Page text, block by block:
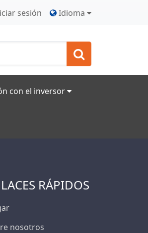
sesión Idioma
con el inversor
RÁPIDOS
nosotros